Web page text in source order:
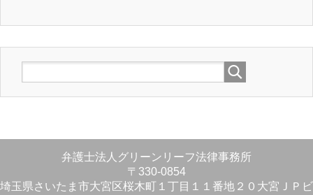
弁護士法人グリーンリーフ法律事務所
〒330-0854
埼玉県さいたま市大宮区桜木町１丁目１１番地２０大宮ＪＰビ